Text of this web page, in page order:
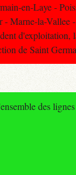
en-Laye -
- Marne-la-Vallee
d'exploitation,
de Saint
des